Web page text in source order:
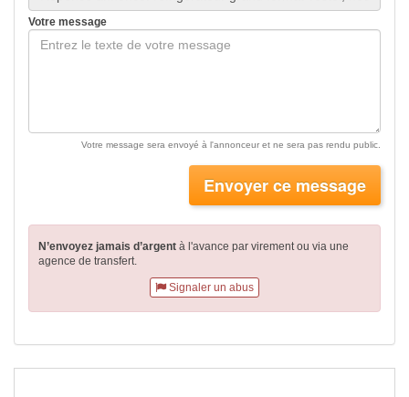
Votre message
Votre message sera envoyé à l'annonceur et ne sera pas rendu public.
Envoyer ce message
N’envoyez jamais d’argent à l'avance par virementou via une
agence de transfert.
Signaler un abus